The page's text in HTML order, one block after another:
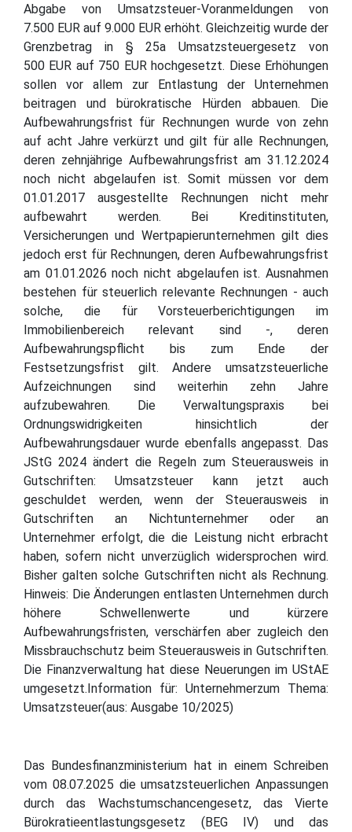
Abgabe von Umsatzsteuer-Voranmeldungen von
7.500 EUR auf 9.000 EUR erhöht. Gleichzeitig wurde der
Grenzbetrag in § 25a Umsatzsteuergesetz von
500 EUR auf 750 EUR hochgesetzt. Diese Erhöhungen
sollen vor allem zur Entlastung der Unternehmen
beitragen und bürokratische Hürden abbauen. Die
Aufbewahrungsfrist für Rechnungen wurde von zehn
auf acht Jahre verkürzt und gilt für alle Rechnungen,
deren zehnjährige Aufbewahrungsfrist am 31.12.2024
noch nicht abgelaufen ist. Somit müssen vor dem
01.01.2017 ausgestellte Rechnungen nicht mehr
aufbewahrt werden. Bei Kreditinstituten,
Versicherungen und Wertpapierunternehmen gilt dies
jedoch erst für Rechnungen, deren Aufbewahrungsfrist
am 01.01.2026 noch nicht abgelaufen ist. Ausnahmen
bestehen für steuerlich relevante Rechnungen - auch
solche, die für Vorsteuerberichtigungen im
Immobilienbereich relevant sind -, deren
Aufbewahrungspflicht bis zum Ende der
Festsetzungsfrist gilt. Andere umsatzsteuerliche
Aufzeichnungen sind weiterhin zehn Jahre
aufzubewahren. Die Verwaltungspraxis bei
Ordnungswidrigkeiten hinsichtlich der
Aufbewahrungsdauer wurde ebenfalls angepasst. Das
JStG 2024 ändert die Regeln zum Steuerausweis in
Gutschriften: Umsatzsteuer kann jetzt auch
geschuldet werden, wenn der Steuerausweis in
Gutschriften an Nichtunternehmer oder an
Unternehmer erfolgt, die die Leistung nicht erbracht
haben, sofern nicht unverzüglich widersprochen wird.
Bisher galten solche Gutschriften nicht als Rechnung.
Hinweis: Die Änderungen entlasten Unternehmen durch
höhere Schwellenwerte und kürzere
Aufbewahrungsfristen, verschärfen aber zugleich den
Missbrauchschutz beim Steuerausweis in Gutschriften.
Die Finanzverwaltung hat diese Neuerungen im UStAE
umgesetzt.Information für: Unternehmerzum Thema:
Umsatzsteuer(aus: Ausgabe 10/2025)
Das Bundesfinanzministerium hat in einem Schreiben
vom 08.07.2025 die umsatzsteuerlichen Anpassungen
durch das Wachstumschancengesetz, das Vierte
Bürokratieentlastungsgesetz (BEG IV) und das